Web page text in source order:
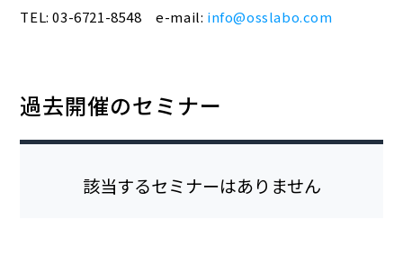
TEL: 03-6721-8548 e-mail: info@osslabo.com
過去開催のセミナー
該当するセミナーはありません